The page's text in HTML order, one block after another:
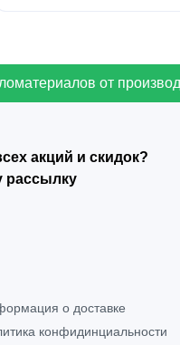
от
акций и скидок?
рассылку
о доставке
конфидинциальности